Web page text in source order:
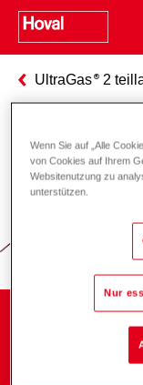
UltraGas 2
Wenn Sie auf „Alle
von Cookies auf Ihrem
Websitenutzung zu
unterstützen.
Nur